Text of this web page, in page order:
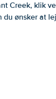
Creek, klik
ønsker at